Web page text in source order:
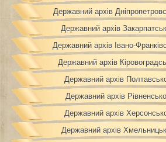
Державний архів
Державний архів
Державний архів Івано-
Державний архів
Державний архів
Державний архів
Державний архів
Державний архів